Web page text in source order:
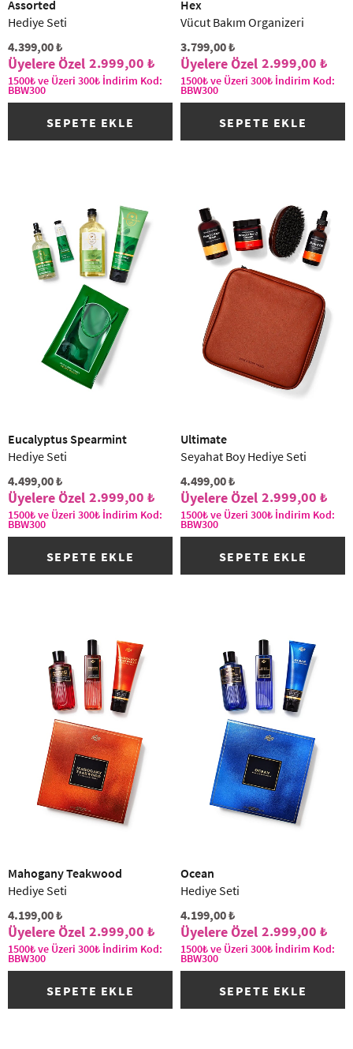
Assorted
Hediye Seti
4.399,00 ₺
2.999,00 ₺
1500₺ ve Üzeri 300₺ İndirim Kod:
BBW300
SEPETE EKLE
Hex
Vücut Bakım Organizeri
3.799,00 ₺
2.999,00 ₺
1500₺ ve Üzeri 300₺ İndirim Kod:
BBW300
SEPETE EKLE
Eucalyptus Spearmint
Hediye Seti
4.499,00 ₺
2.999,00 ₺
1500₺ ve Üzeri 300₺ İndirim Kod:
BBW300
SEPETE EKLE
Ultimate
Seyahat Boy Hediye Seti
4.499,00 ₺
2.999,00 ₺
1500₺ ve Üzeri 300₺ İndirim Kod:
BBW300
SEPETE EKLE
Mahogany Teakwood
Hediye Seti
4.199,00 ₺
2.999,00 ₺
1500₺ ve Üzeri 300₺ İndirim Kod:
BBW300
SEPETE EKLE
Ocean
Hediye Seti
4.199,00 ₺
2.999,00 ₺
1500₺ ve Üzeri 300₺ İndirim Kod:
BBW300
SEPETE EKLE